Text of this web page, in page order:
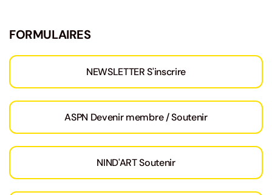
FORMULAIRES
NEWSLETTER S'inscrire
ASPN Devenir membre / Soutenir
NIND'ART Soutenir